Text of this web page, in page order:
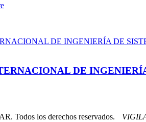
DE
Todos los derechos reservados.